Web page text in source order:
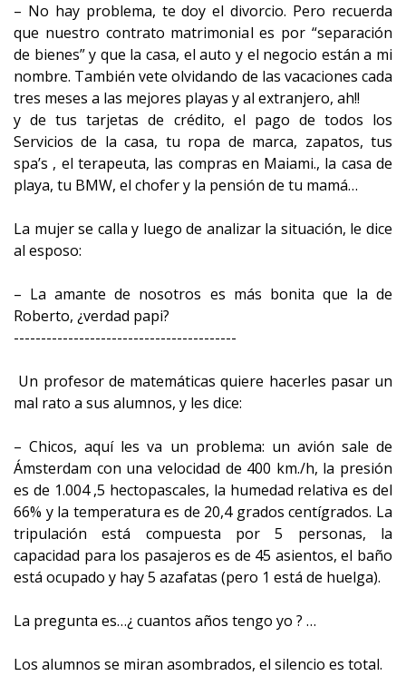
– No hay problema, te doy el divorcio. Pero recuerda
que nuestro contrato matrimonial es por “separación
de bienes” y que la casa, el auto y el negocio están a mi
nombre. También vete olvidando de las vacaciones cada
tres meses a las mejores playas y al extranjero, ah!!
y de tus tarjetas de crédito, el pago de todos los
Servicios de la casa, tu ropa de marca, zapatos, tus
spa’s , el terapeuta, las compras en Maiami., la casa de
playa, tu BMW, el chofer y la pensión de tu mamá…
La mujer se calla y luego de analizar la situación, le dice
al esposo:
– La amante de nosotros es más bonita que la de
Roberto, ¿verdad papi?
-----------------------------------------
Un profesor de matemáticas quiere hacerles pasar un
mal rato a sus alumnos, y les dice:
– Chicos, aquí les va un problema: un avión sale de
Ámsterdam con una velocidad de 400 km./h, la presión
es de 1.004 ,5 hectopascales, la humedad relativa es del
66% y la temperatura es de 20,4 grados centígrados. La
tripulación está compuesta por 5 personas, la
capacidad para los pasajeros es de 45 asientos, el baño
está ocupado y hay 5 azafatas (pero 1 está de huelga).
La pregunta es…¿ cuantos años tengo yo ? …
Los alumnos se miran asombrados, el silencio es total.